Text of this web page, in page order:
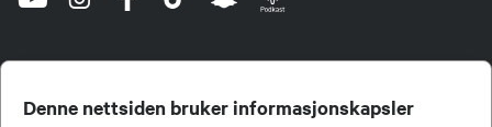
Denne nettsiden bruker informasjonskapsler